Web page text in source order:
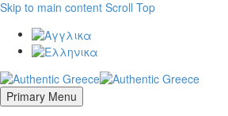
Skip to main content Scroll Top
Primary Menu